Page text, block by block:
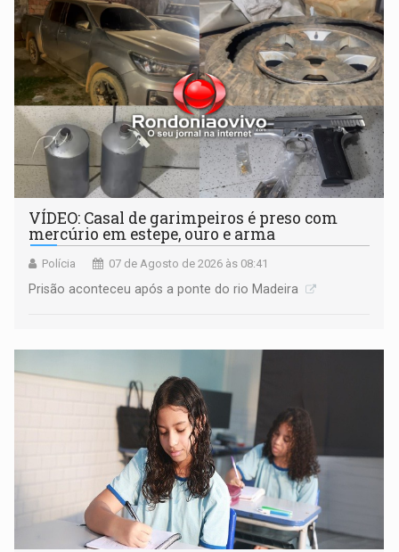
VÍDEO: Casal de garimpeiros é preso com
mercúrio em estepe, ouro e arma
Polícia 07 de Agosto de 2026 às 08:41
Prisão aconteceu após a ponte do rio Madeira